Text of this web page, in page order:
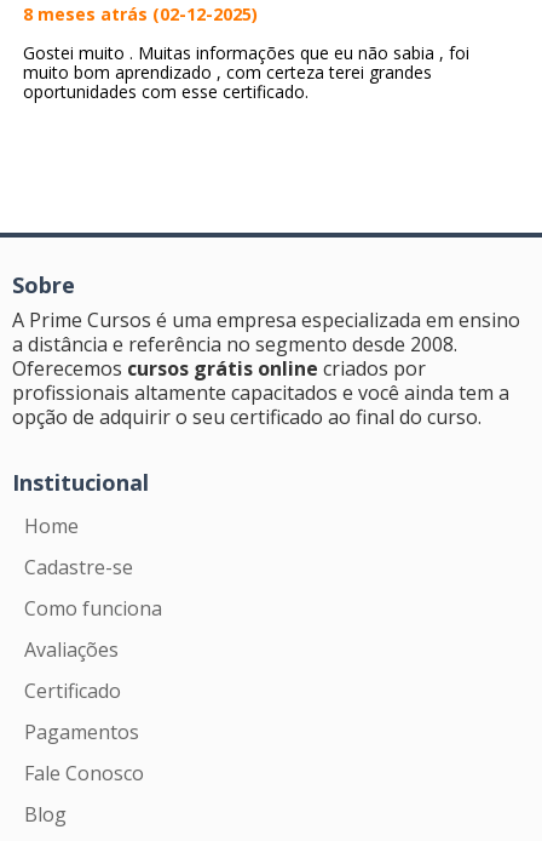
8 meses atrás (02-12-2025)
Gostei muito . Muitas informações que eu não sabia , foi
muito bom aprendizado , com certeza terei grandes
oportunidades com esse certificado.
Sobre
A Prime Cursos é uma empresa especializada em ensino
a distância e referência no segmento desde 2008.
Oferecemos cursos grátis online criados por
profissionais altamente capacitados e você ainda tem a
opção de adquirir o seu certificado ao final do curso.
Institucional
Home
Cadastre-se
Como funciona
Avaliações
Certificado
Pagamentos
Fale Conosco
Blog